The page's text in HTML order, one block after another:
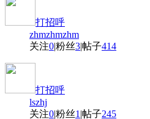
打招呼
zhmzhmzhm
关注0|粉丝3|帖子414
打招呼
lszhj
关注0|粉丝1 |帖子245